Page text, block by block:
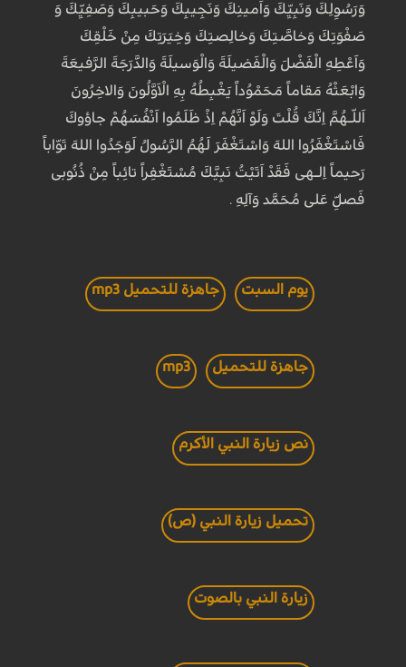
وَرَسُوِلِكَ وَنَبِيِّكَ وَاَمينِكَ وَنَجِيبِكَ وَحَبيبِكَ وَصَفِيِّكَ وَ
صَفْوَتِكَ وَخاصَّتِكَ وَخالِصَتِكَ وَخِيَرَتِكَ مِنْ خَلْقِكَ
وَاَعْطِهِ الْفَضْلَ وَالْفَضيلَةَ وَالْوَسيلَةَ وَالدَّرَجَةَ الرَّفيعَةَ
وَابْعَثْهُ مَقاماً مَحَمْوُداً يَغْبِطُهُ بِهِ الْاَوَّلُونَ وَالاخِرُونَ
اَللّـهُمَّ اِنَّكَ قُلْتَ وَلَوْ اَنَّهُمْ اِذْ ظَلَمُوا اَنْفُسَهُمْ جاؤوكَ
فَاسْتَغْفَرُوا اللهَ وَاسْتَغْفَرَ لَهُمُ الرَّسُولُ لَوَجَدُوا اللهَ تَوّاباً
رَحيماً اِلـهى فَقَدْ اَتَيْتُ نَبِيَّكَ مُسْتَغْفِراً تائِباً مِنْ ذُنُوبى
فَصَلِّ عَلى مُحَمَّد وَآلِهِ .
يوم السبت جاهزة للتحميل mp3
جاهزة للتحميل mp3
نص زيارة النبي الأكرم
تحميل زيارة النبي (ص)
زيارة النبي بالصوت